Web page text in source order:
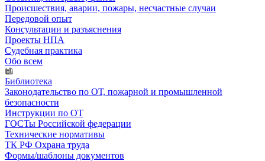
Происшествия, аварии, пожары, несчастные случаи
Передовой опыт
Консультации и разъяснения
Проекты НПА
Судебная практика
Обо всем
Библиотека
Законодательство по ОТ, пожарной и промышленной
безопасности
Инструкции по ОТ
ГОСТы Российской федерации
Технические нормативы
ТК РФ Охрана труда
Формы/шаблоны документов